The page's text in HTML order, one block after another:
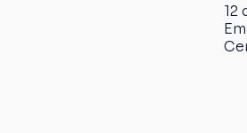
12